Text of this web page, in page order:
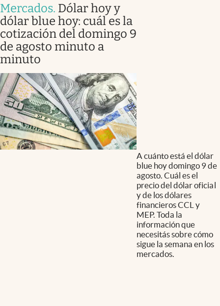
Mercados. Dólar hoy y
dólar blue hoy: cuál es la
cotización del domingo 9
de agosto minuto a
minuto
A cuánto está el dólar
blue hoy domingo 9 de
agosto. Cuál es el
precio del dólar oficial
y de los dólares
financieros CCL y
MEP. Toda la
información que
necesitás sobre cómo
sigue la semana en los
mercados.